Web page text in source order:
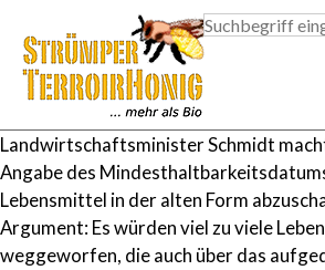
Landwirtschaftsminister Schmidt
Angabe des
Lebensmittel in der alten Form
Argument: Es würden viel zu viele
weggeworfen, die auch über das